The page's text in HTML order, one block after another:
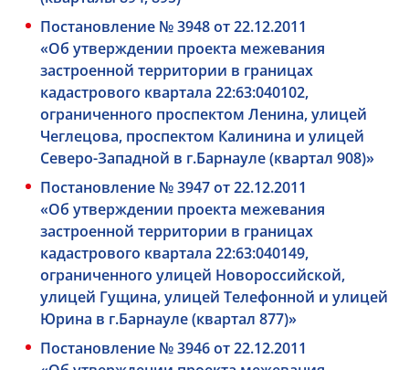
Постановление № 3948 от 22.12.2011
«Об утверждении проекта межевания
застроенной территории в границах
кадастрового квартала 22:63:040102,
ограниченного проспектом Ленина, улицей
Чеглецова, проспектом Калинина и улицей
Северо-Западной в г.Барнауле (квартал 908)»
Постановление № 3947 от 22.12.2011
«Об утверждении проекта межевания
застроенной территории в границах
кадастрового квартала 22:63:040149,
ограниченного улицей Новороссийской,
улицей Гущина, улицей Телефонной и улицей
Юрина в г.Барнауле (квартал 877)»
Постановление № 3946 от 22.12.2011